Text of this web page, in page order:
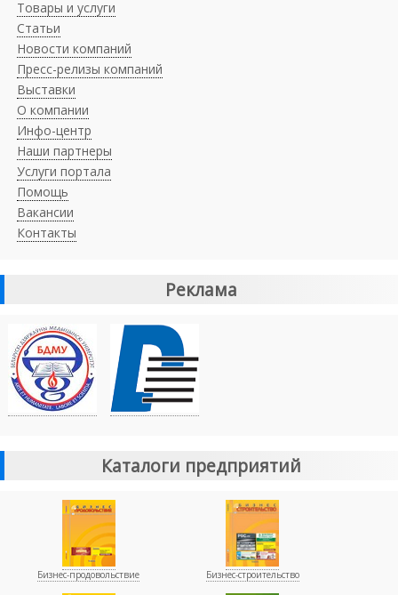
Товары и услуги
Статьи
Новости компаний
Пресс-релизы компаний
Выставки
О компании
Инфо-центр
Наши партнеры
Услуги портала
Помощь
Вакансии
Контакты
Реклама
Каталоги предприятий
Бизнес-продовольствие Бизнес-строительство